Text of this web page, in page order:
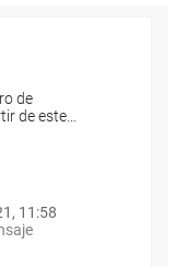
de
de este…
11:58